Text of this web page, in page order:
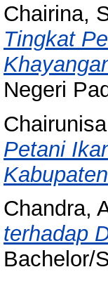
Chairina,
Tingkat
Negeri
Petani
Chandra,
terhadap
Bachelor/